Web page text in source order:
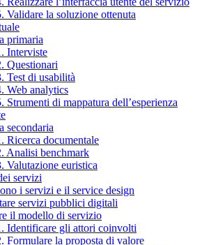
Validare la soluzione ottenuta
primaria
Interviste
Questionari
Test di usabilità
Web analytics
Strumenti di mappatura dell’esperienza
secondaria
Ricerca documentale
Analisi benchmark
Valutazione euristica
servizi
i servizi e il service design
servizi pubblici digitali
il modello di servizio
Identificare gli attori coinvolti
Formulare la proposta di valore